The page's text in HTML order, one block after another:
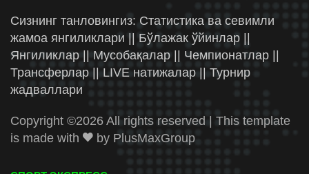
Сизнинг танловингиз: Статистика ва севимли
жамоа янгиликлари || Бўлажак ўйинлар ||
Янгиликлар || Мусобақалар || Чемпионатлар ||
Трансферлар || LIVE натижалар || Турнир
жадваллари
Copyright ©2026 All rights reserved | This template
is made with
by PlusMaxGroup